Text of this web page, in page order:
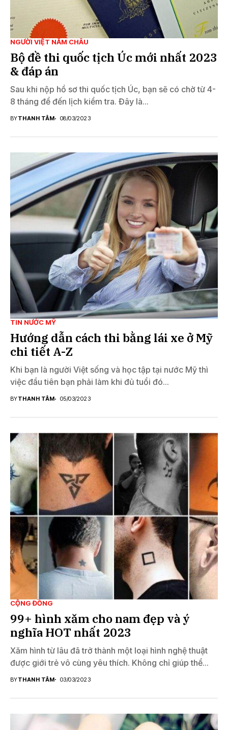
NGƯỜI VIỆT NĂM CHÂU
Bộ đề thi quốc tịch Úc mới nhất 2023
& đáp án
Sau khi nộp hồ sơ thi quốc tịch Úc, bạn sẽ có chờ từ 4-
8 tháng để đến lịch kiểm tra. Đây là...
BYTHANH TÂM 08/03/2023
TIN NƯỚC MỸ
Hướng dẫn cách thi bằng lái xe ở Mỹ
chi tiết A-Z
Khi bạn là người Việt sống và học tập tại nước Mỹ thì
việc đầu tiên bạn phải làm khi đủ tuổi đó...
BYTHANH TÂM 05/03/2023
CỘNG ĐỒNG
99+ hình xăm cho nam đẹp và ý
nghĩa HOT nhất 2023
Xăm hình từ lâu đã trở thành một loại hình nghệ thuật
được giới trẻ vô cùng yêu thích. Không chỉ giúp thể...
BYTHANH TÂM 03/03/2023